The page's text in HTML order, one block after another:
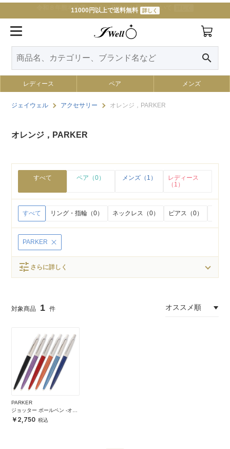
11000円以上で送料無料 詳しく
search
レディース ペア メンズ
ジェイウェル アクセサリー オレンジ，PARKER
オレンジ，PARKER
すべて ペア（0） メンズ（1）
レディース
（1）
すべて リング・指輪（0） ネックレス（0） ピアス（0）
PARKER
tune さらに詳しく
1
PARKER
ジョッター ボールペン -オレ
ンジ-2,750